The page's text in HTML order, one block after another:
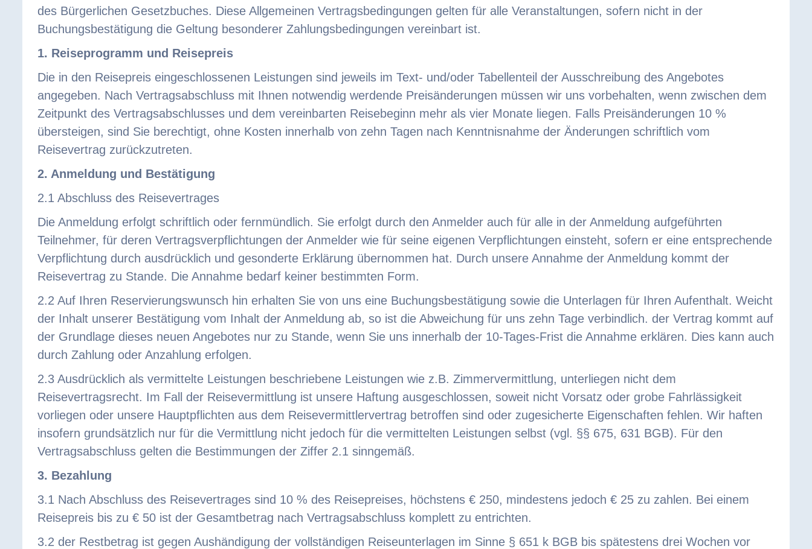
des Bürgerlichen Gesetzbuches. Diese Allgemeinen Vertragsbedingungen gelten für alle Veranstaltungen, sofern nicht in der
Buchungsbestätigung die Geltung besonderer Zahlungsbedingungen vereinbart ist.
1. Reiseprogramm und Reisepreis
Die in den Reisepreis eingeschlossenen Leistungen sind jeweils im Text- und/oder Tabellenteil der Ausschreibung des Angebotes
angegeben. Nach Vertragsabschluss mit Ihnen notwendig werdende Preisänderungen müssen wir uns vorbehalten, wenn zwischen dem
Zeitpunkt des Vertragsabschlusses und dem vereinbarten Reisebeginn mehr als vier Monate liegen. Falls Preisänderungen 10 %
übersteigen, sind Sie berechtigt, ohne Kosten innerhalb von zehn Tagen nach Kenntnisnahme der Änderungen schriftlich vom
Reisevertrag zurückzutreten.
2. Anmeldung und Bestätigung
2.1 Abschluss des Reisevertrages
Die Anmeldung erfolgt schriftlich oder fernmündlich. Sie erfolgt durch den Anmelder auch für alle in der Anmeldung aufgeführten
Teilnehmer, für deren Vertragsverpflichtungen der Anmelder wie für seine eigenen Verpflichtungen einsteht, sofern er eine entsprechende
Verpflichtung durch ausdrücklich und gesonderte Erklärung übernommen hat. Durch unsere Annahme der Anmeldung kommt der
Reisevertrag zu Stande. Die Annahme bedarf keiner bestimmten Form.
2.2 Auf Ihren Reservierungswunsch hin erhalten Sie von uns eine Buchungsbestätigung sowie die Unterlagen für Ihren Aufenthalt. Weicht
der Inhalt unserer Bestätigung vom Inhalt der Anmeldung ab, so ist die Abweichung für uns zehn Tage verbindlich. der Vertrag kommt auf
der Grundlage dieses neuen Angebotes nur zu Stande, wenn Sie uns innerhalb der 10-Tages-Frist die Annahme erklären. Dies kann auch
durch Zahlung oder Anzahlung erfolgen.
2.3 Ausdrücklich als vermittelte Leistungen beschriebene Leistungen wie z.B. Zimmervermittlung, unterliegen nicht dem
Reisevertragsrecht. Im Fall der Reisevermittlung ist unsere Haftung ausgeschlossen, soweit nicht Vorsatz oder grobe Fahrlässigkeit
vorliegen oder unsere Hauptpflichten aus dem Reisevermittlervertrag betroffen sind oder zugesicherte Eigenschaften fehlen. Wir haften
insofern grundsätzlich nur für die Vermittlung nicht jedoch für die vermittelten Leistungen selbst (vgl. §§ 675, 631 BGB). Für den
Vertragsabschluss gelten die Bestimmungen der Ziffer 2.1 sinngemäß.
3. Bezahlung
3.1 Nach Abschluss des Reisevertrages sind 10 % des Reisepreises, höchstens € 250, mindestens jedoch € 25 zu zahlen. Bei einem
Reisepreis bis zu € 50 ist der Gesamtbetrag nach Vertragsabschluss komplett zu entrichten.
3.2 der Restbetrag ist gegen Aushändigung der vollständigen Reiseunterlagen im Sinne § 651 k BGB bis spätestens drei Wochen vor